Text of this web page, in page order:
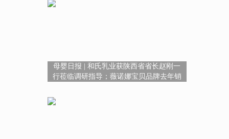
母婴日报 | 和氏乳业获陕西省省长赵刚一
行莅临调研指导；薇诺娜宝贝品牌去年销